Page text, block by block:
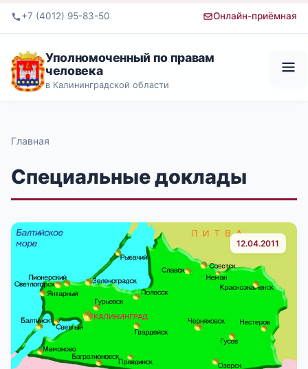
+7 (4012) 95-83-50 Онлайн-приёмная
Уполномоченный по правам
человека
в Калининградской области
Главная
Специальные доклады
12.04.2011